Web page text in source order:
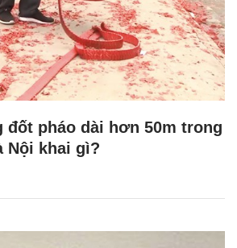
đốt pháo dài hơn 50m trong
Nội khai gì?